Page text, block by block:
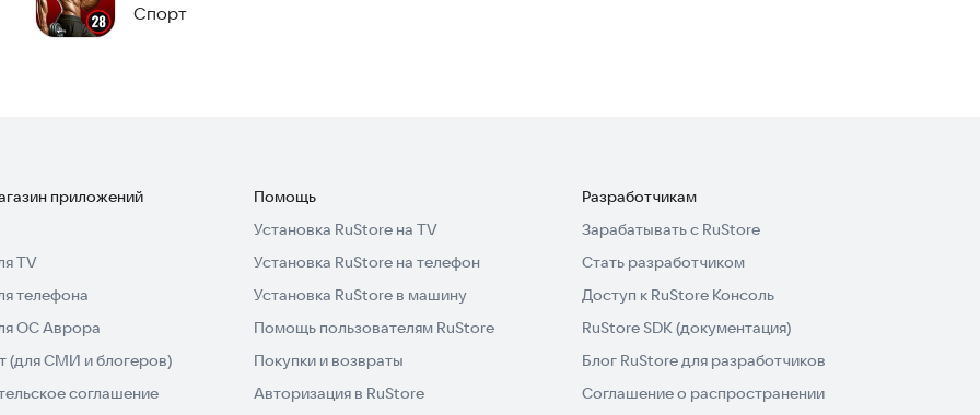
упражнениям, диете, фитнесу и мотивации.
программ
Спорт
приложений
TV
телефона
ОС Аврора
(для СМИ и блогеров)
соглашение
Помощь
Установка RuStore на TV
Установка RuStore на телефон
Установка RuStore в машину
Помощь пользователям RuStore
Покупки и возвраты
Авторизация в RuStore
Разработчикам
Зарабатывать с RuStore
Стать разработчиком
Доступ к RuStore Консоль
RuStore SDK (документация)
Блог RuStore для разработчиков
Соглашение о распространении